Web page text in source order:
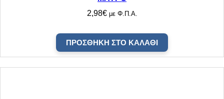
2,98€ με Φ.Π.Α.
ΠΡΟΣΘΉΚΗ ΣΤΟ ΚΑΛΆΘΙ